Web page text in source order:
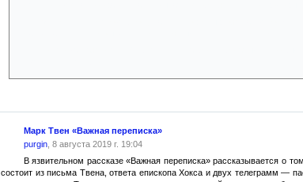
Марк Твен «Важная переписка»
purgin, 8 августа 2019 г. 19:04
В язвительном рассказе «Важная переписка» рассказывается о
состоит из письма Твена, ответа епископа Хокса и двух телеграмм —